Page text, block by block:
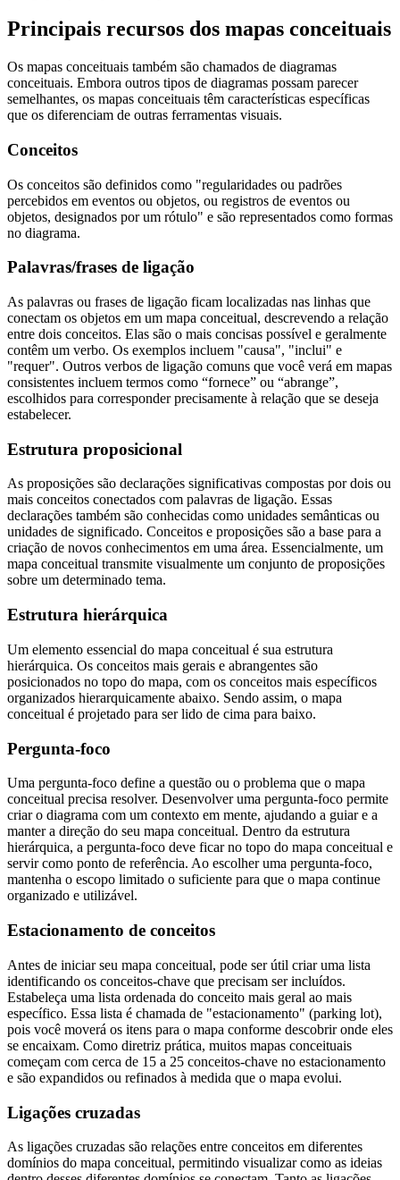
Principais recursos dos mapas conceituais
Os mapas conceituais também são chamados de diagramas
conceituais. Embora outros tipos de diagramas possam parecer
semelhantes, os mapas conceituais têm características específicas
que os diferenciam de outras ferramentas visuais.
Conceitos
Os conceitos são definidos como "regularidades ou padrões
percebidos em eventos ou objetos, ou registros de eventos ou
objetos, designados por um rótulo" e são representados como formas
no diagrama.
Palavras/frases de ligação
As palavras ou frases de ligação ficam localizadas nas linhas que
conectam os objetos em um mapa conceitual, descrevendo a relação
entre dois conceitos. Elas são o mais concisas possível e geralmente
contêm um verbo. Os exemplos incluem "causa", "inclui" e
"requer". Outros verbos de ligação comuns que você verá em mapas
consistentes incluem termos como “fornece” ou “abrange”,
escolhidos para corresponder precisamente à relação que se deseja
estabelecer.
Estrutura proposicional
As proposições são declarações significativas compostas por dois ou
mais conceitos conectados com palavras de ligação. Essas
declarações também são conhecidas como unidades semânticas ou
unidades de significado. Conceitos e proposições são a base para a
criação de novos conhecimentos em uma área. Essencialmente, um
mapa conceitual transmite visualmente um conjunto de proposições
sobre um determinado tema.
Estrutura hierárquica
Um elemento essencial do mapa conceitual é sua estrutura
hierárquica. Os conceitos mais gerais e abrangentes são
posicionados no topo do mapa, com os conceitos mais específicos
organizados hierarquicamente abaixo. Sendo assim, o mapa
conceitual é projetado para ser lido de cima para baixo.
Pergunta-foco
Uma pergunta-foco define a questão ou o problema que o mapa
conceitual precisa resolver. Desenvolver uma pergunta-foco permite
criar o diagrama com um contexto em mente, ajudando a guiar e a
manter a direção do seu mapa conceitual. Dentro da estrutura
hierárquica, a pergunta-foco deve ficar no topo do mapa conceitual e
servir como ponto de referência. Ao escolher uma pergunta-foco,
mantenha o escopo limitado o suficiente para que o mapa continue
organizado e utilizável.
Estacionamento de conceitos
Antes de iniciar seu mapa conceitual, pode ser útil criar uma lista
identificando os conceitos-chave que precisam ser incluídos.
Estabeleça uma lista ordenada do conceito mais geral ao mais
específico. Essa lista é chamada de "estacionamento" (parking lot),
pois você moverá os itens para o mapa conforme descobrir onde eles
se encaixam. Como diretriz prática, muitos mapas conceituais
começam com cerca de 15 a 25 conceitos-chave no estacionamento
e são expandidos ou refinados à medida que o mapa evolui.
Ligações cruzadas
As ligações cruzadas são relações entre conceitos em diferentes
domínios do mapa conceitual, permitindo visualizar como as ideias